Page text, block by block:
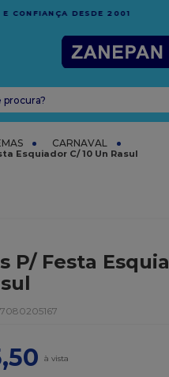
EM COMPRAS ACIMA DE
SANTO
procura?
CARNAVAL
Esquiador C/ 10 Un Rasul
P/ Festa
,50
BUSCADOS
kraft